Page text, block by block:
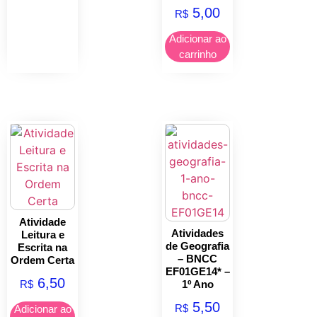
R$ 5,00
Adicionar ao
carrinho
Atividade
Leitura e
Escrita na
Ordem Certa
R$ 6,50
Adicionar ao
Atividades
de Geografia
– BNCC
EF01GE14* –
1º Ano
R$ 5,50